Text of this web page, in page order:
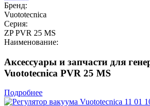
Бренд:
Vuototecnica
Серия:
ZP PVR 25 MS
Наименование:
Аксессуары и запчасти для
Vuototecnica PVR 25 MS
Подробнее